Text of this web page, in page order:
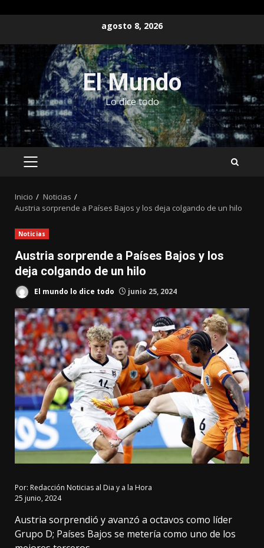
contenido
agosto 8, 2026
El Mundo
Lo dice todo
MENÚ
Inicio
Noticias
Austria sorprende a Países Bajos y los deja colgando de un hilo
Noticias
Austria sorprende a Países Bajos y los
deja colgando de un hilo
El mundo lo dice todo junio 25, 2024
Por: Redacción Noticias al Dia y a la Hora
25 junio, 2024
Austria sorprendió y avanzó a octavos como líder
Grupo D; Países Bajos se metería como uno de los